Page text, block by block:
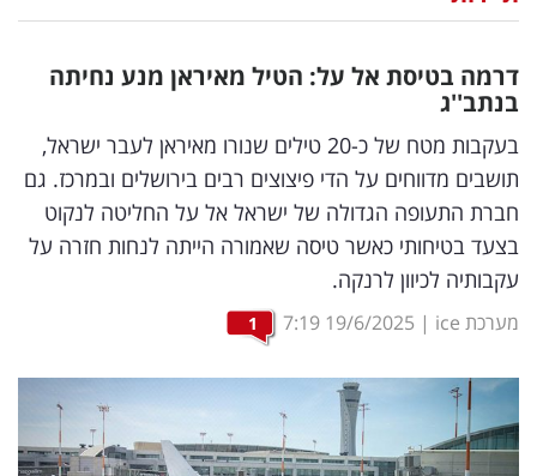
דיגיטל
וטק
שיווק
ופרסום
משפט
ומחקרים
דעות
דרמה בטיסת אל על: הטיל מאיראן מנע נחיתה
בנתב''ג
בעקבות מטח של כ-20 טילים שנורו מאיראן לעבר ישראל,
תושבים מדווחים על הדי פיצוצים רבים בירושלים ובמרכז. גם
חברת התעופה הגדולה של ישראל אל על החליטה לנקוט
בצעד בטיחותי כאשר טיסה שאמורה הייתה לנחות חזרה על
עקבותיה לכיוון לרנקה.
מערכת ice |
19/6/2025
7:19
1